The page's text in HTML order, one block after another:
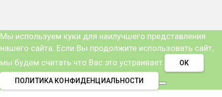
Мы используем куки для наилучшего представления
нашего сайта. Если Вы продолжите использовать сайт,
мы будем считать что Вас это устраивает.
ОК
ПОЛИТИКА КОНФИДЕНЦИАЛЬНОСТИ